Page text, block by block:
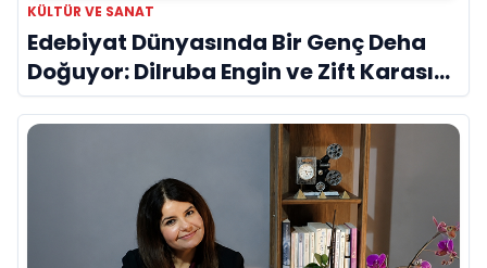
KÜLTÜR VE SANAT
Edebiyat Dünyasında Bir Genç Deha
Doğuyor: Dilruba Engin ve Zift Karası
Evreni ‘AVENOİR’